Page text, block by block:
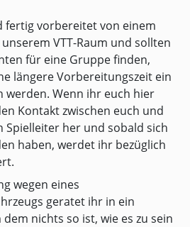
fertig vorbereitet von einem
VTT-Raum und sollten
für eine Gruppe finden,
längere Vorbereitungszeit ein
werden. Wenn ihr euch hier
Kontakt zwischen euch und
Spielleiter her und sobald sich
haben, werdet ihr bezüglich
wegen eines
geratet ihr in ein
nichts so ist, wie es zu sein